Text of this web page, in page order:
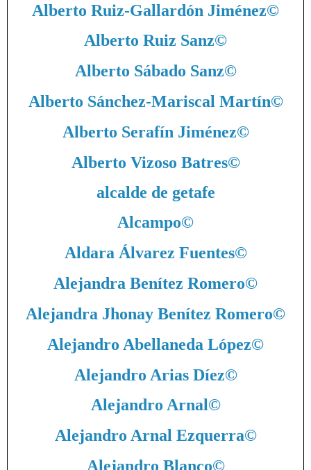
Alberto Ruiz-Gallardón Jiménez©
Alberto Ruiz Sanz©
Alberto Sábado Sanz©
Alberto Sánchez-Mariscal Martín©
Alberto Serafín Jiménez©
Alberto Vizoso Batres©
alcalde de getafe
Alcampo©
Aldara Álvarez Fuentes©
Alejandra Benítez Romero©
Alejandra Jhonay Benítez Romero©
Alejandro Abellaneda López©
Alejandro Arias Díez©
Alejandro Arnal©
Alejandro Arnal Ezquerra©
Alejandro Blanco©